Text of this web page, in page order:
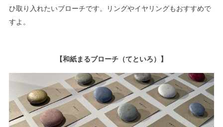
ひ取り入れたいブローチです。リングやイヤリングもおすすめで
すよ。
【和紙まるブローチ（てといろ）】